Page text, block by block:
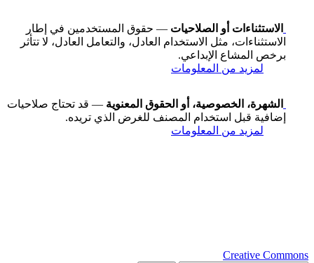
الاستثناءات أو الصلاحيات — حقوق المستخدمين في إطار
الاستثناءات، مثل الاستخدام العادل، والتعامل العادل، لا تتأثر
برخص المشاع الإبداعي.
لمزيد من المعلومات
الشهرة، الخصوصية، أو الحقوق المعنوية — قد تحتاج صلاحيات
إضافية قبل استخدام المصنف للغرض الذي تريده.
لمزيد من المعلومات
Creative Commons